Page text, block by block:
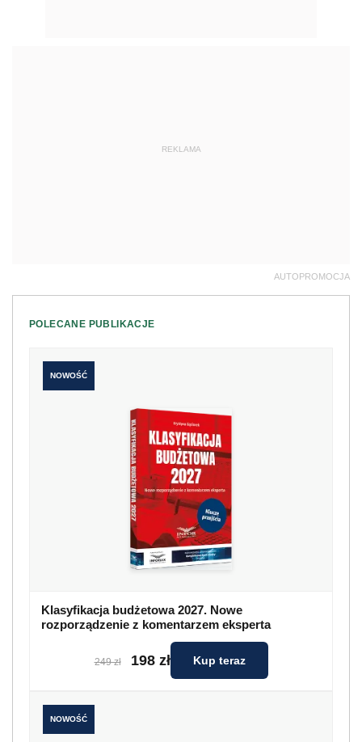
REKLAMA
AUTOPROMOCJA
POLECANE PUBLIKACJE
NOWOŚĆ
Klasyfikacja budżetowa 2027. Nowe
rozporządzenie z komentarzem eksperta
249 zł 198 zł Kup teraz
NOWOŚĆ